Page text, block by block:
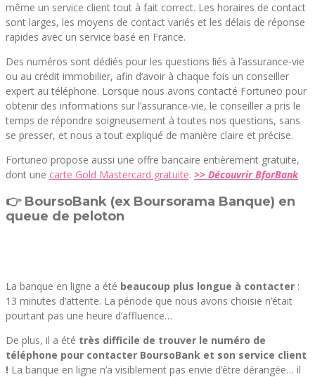
même un service client tout à fait correct. Les horaires de contact
sont larges, les moyens de contact variés et les délais de réponse
rapides avec un service basé en France.
Des numéros sont dédiés pour les questions liés à l’assurance-vie
ou au crédit immobilier, afin d’avoir à chaque fois un conseiller
expert au téléphone. Lorsque nous avons contacté Fortuneo pour
obtenir des informations sur l’assurance-vie, le conseiller a pris le
temps de répondre soigneusement à toutes nos questions, sans
se presser, et nous a tout expliqué de manière claire et précise.
Fortuneo propose aussi une offre bancaire entièrement gratuite,
dont une carte Gold Mastercard gratuite. >> Découvrir BforBank
👉 BoursoBank (ex Boursorama Banque) en
queue de peloton
La banque en ligne a été beaucoup plus longue à contacter :
13 minutes d’attente. La période que nous avons choisie n’était
pourtant pas une heure d’affluence…
De plus, il a été très difficile de trouver le numéro de
téléphone pour contacter BoursoBank et son service client
! La banque en ligne n’a visiblement pas envie d’être dérangée… il